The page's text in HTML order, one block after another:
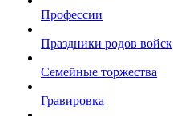
Профессии
Праздники родов войск
Семейные торжества
Гравировка